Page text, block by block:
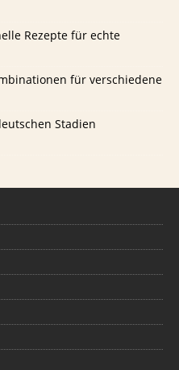
Rezepte für echte
für verschiedene
Stadien